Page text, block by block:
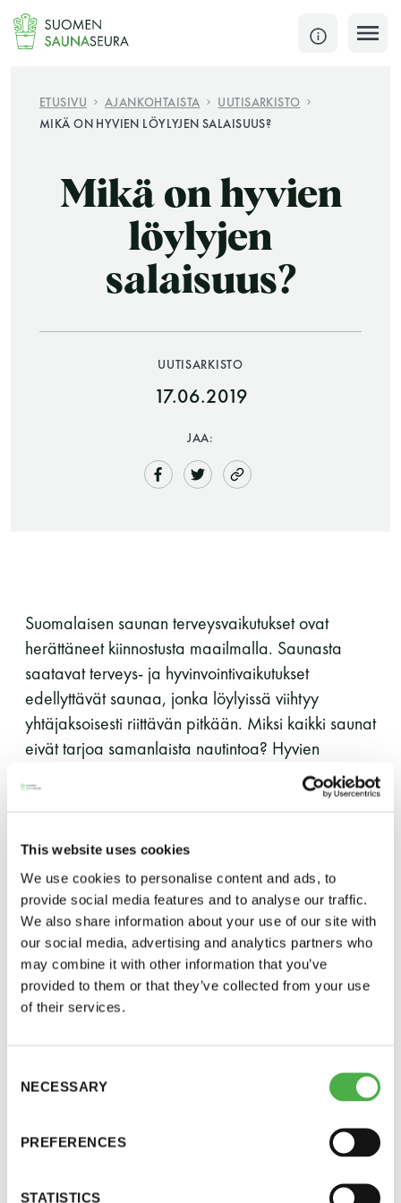
This website uses cookies
We use cookies to personalise content and ads, to
provide social media features and to analyse our traffic.
We also share information about your use of our site with
our social media, advertising and analytics partners who
may combine it with other information that you’ve
provided to them or that they’ve collected from your use
of their services.
Selection
NECESSARY
PREFERENCES
STATISTICS
Siirry
sisältöön
SULJE
KATSO TARKEMMAT AUKIOLOAJAT
JÄSENSIVUT
myös helatorstaina
-Naisten päivät ovat maanantai ja
torstai
-Miesten päivät tiistai, keskiviikko,
-Kuukauden ensimmäinen lauantai on on
jaettu lauantai
Jäsen
12 €
25 €
6 €
HAE
ETUSIVU AJANKOHTAISTA
UUTISARKISTO
MIKÄ ON HYVIEN LÖYLYJEN SALAISUUS?
Mikä on hyvien
löylyjen
salaisuus?
UUTISARKISTO
17.06.2019
JAA:
Suomalaisen saunan terveysvaikutukset ovat
herättäneet kiinnostusta maailmalla. Saunasta
saatavat terveys- ja hyvinvointivaikutukset
edellyttävät saunaa, jonka löylyissä viihtyy
yhtäjaksoisesti riittävän pitkään. Miksi kaikki saunat
eivät tarjoa samanlaista nautintoa? Hyvien
löylyjen salaisuus -kirjassa kerrotaan, miten hyvä,
terveyttä edistävä suomalainen sauna muotoillaan
suunnittelijoille, rakentajille sekä kaikille
saunomiselämyksistä kiinnostuneille.
– Vuosikymmeniä on puhuttu saunan
yksityiskohdista, viime aikoina enemmän
hyvinvoinnista ja elämyksistä. Koskaan aiemmin
pehmeitä ja kovia tekijöitä ei ole yhdistetty niin
saadaan jokaisen tarpeiden mukainen, hyvä
suomalainen sauna. Tämä on käsikirja niille, jotka
saunasta toimivan tai käyttökelvottoman, kertoo